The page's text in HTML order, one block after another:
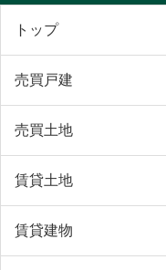
トップ
売買戸建
売買土地
賃貸土地
賃貸建物